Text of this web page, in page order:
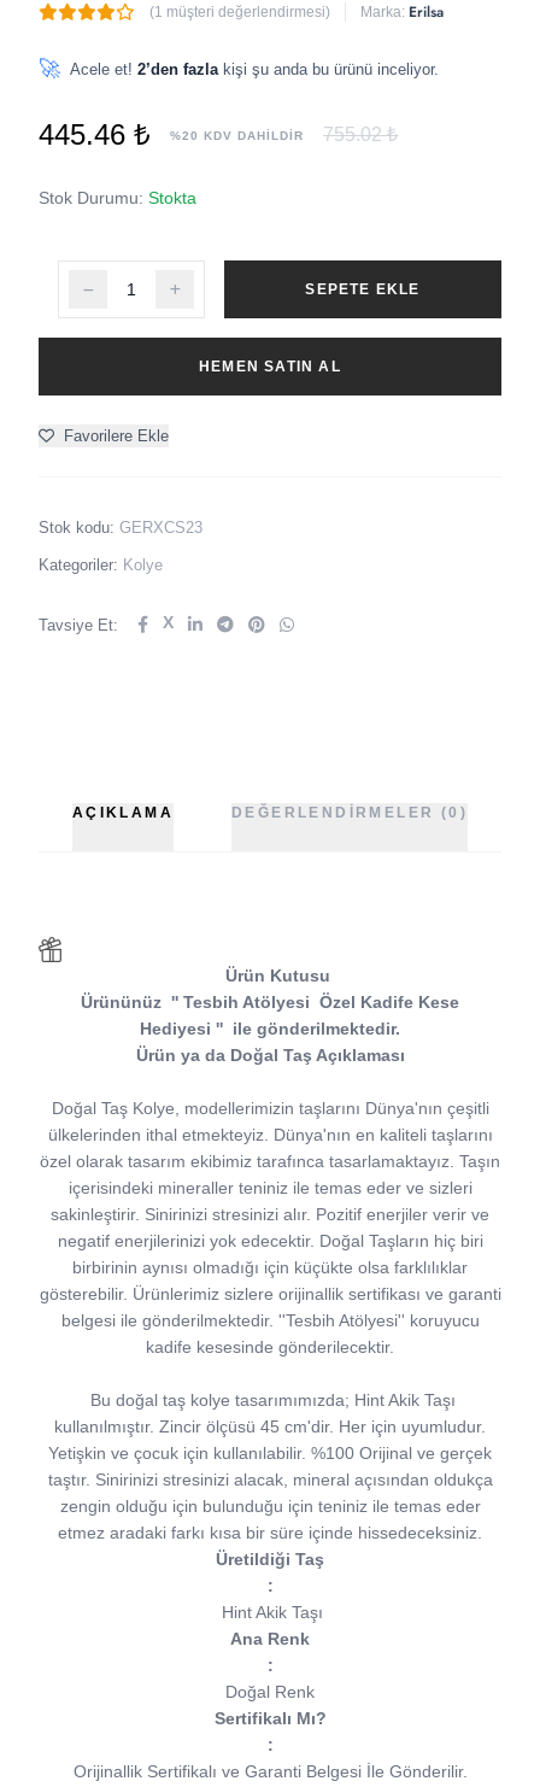
(1 müşteri değerlendirmesi) Marka: Erilsa
🚀 Acele et! 2’den fazla kişi şu anda bu ürünü inceliyor.
445.46 ₺ %20 KDV DAHİLDİR 755.02 ₺
Stok Durumu: Stokta
SEPETE EKLE
HEMEN SATIN AL
Favorilere Ekle
Stok kodu: GERXCS23
Kategoriler: Kolye
Tavsiye Et: X
AÇIKLAMA DEĞERLENDIRMELER (0)
Ürün Kutusu
Ürününüz '' Tesbih Atölyesi Özel Kadife Kese
Hediyesi '' ile gönderilmektedir.
Ürün ya da Doğal Taş Açıklaması
Doğal Taş Kolye, modellerimizin taşlarını Dünya'nın çeşitli
ülkelerinden ithal etmekteyiz. Dünya'nın en kaliteli taşlarını
özel olarak tasarım ekibimiz tarafınca tasarlamaktayız. Taşın
içerisindeki mineraller teniniz ile temas eder ve sizleri
sakinleştirir. Sinirinizi stresinizi alır. Pozitif enerjiler verir ve
negatif enerjilerinizi yok edecektir. Doğal Taşların hiç biri
birbirinin aynısı olmadığı için küçükte olsa farklılıklar
gösterebilir. Ürünlerimiz sizlere orijinallik sertifikası ve garanti
belgesi ile gönderilmektedir. ''Tesbih Atölyesi'' koruyucu
kadife kesesinde gönderilecektir.
Bu doğal taş kolye tasarımımızda; Hint Akik Taşı
kullanılmıştır. Zincir ölçüsü 45 cm'dir. Her için uyumludur.
Yetişkin ve çocuk için kullanılabilir. %100 Orijinal ve gerçek
taştır. Sinirinizi stresinizi alacak, mineral açısından oldukça
zengin olduğu için bulunduğu için teniniz ile temas eder
etmez aradaki farkı kısa bir süre içinde hissedeceksiniz.
Üretildiği Taş
:
Hint Akik Taşı
Ana Renk
:
Doğal Renk
Sertifikalı Mı?
:
Orijinallik Sertifikalı ve Garanti Belgesi İle Gönderilir.